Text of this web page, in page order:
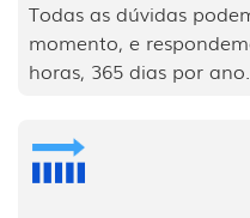
Todas as dúvidas
momento, e
horas, 365 dias por ano.